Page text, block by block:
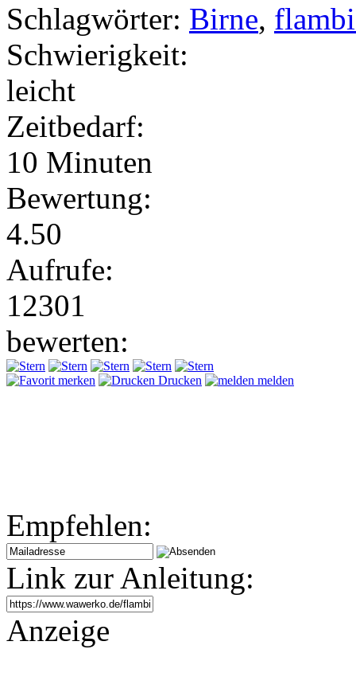
Schlagwörter: Birne,
Schwierigkeit:
leicht
Zeitbedarf:
10 Minuten
Bewertung:
4.50
Aufrufe:
12301
bewerten:
merken Drucken melden
Empfehlen:
Link zur Anleitung:
Anzeige